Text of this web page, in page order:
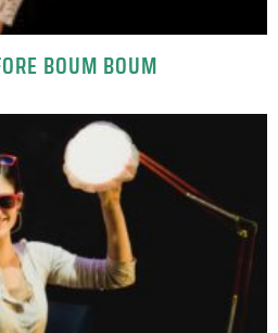
BOUM BOUM